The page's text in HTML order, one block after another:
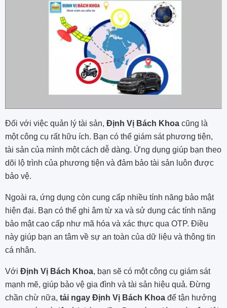
Đối với việc quản lý tài sản, Định Vị Bách Khoa cũng là
một công cụ rất hữu ích. Bạn có thể giám sát phương tiện,
tài sản của mình một cách dễ dàng. Ứng dụng giúp bạn theo
dõi lộ trình của phương tiện và đảm bảo tài sản luôn được
bảo vệ.
Ngoài ra, ứng dụng còn cung cấp nhiều tính năng bảo mật
hiện đại. Bạn có thể ghi âm từ xa và sử dụng các tính năng
bảo mật cao cấp như mã hóa và xác thực qua OTP. Điều
này giúp bạn an tâm về sự an toàn của dữ liệu và thông tin
cá nhân.
Với Định Vị Bách Khoa, bạn sẽ có một công cụ giám sát
mạnh mẽ, giúp bảo vệ gia đình và tài sản hiệu quả. Đừng
chần chừ nữa, tải ngay Định Vị Bách Khoa để tận hưởng